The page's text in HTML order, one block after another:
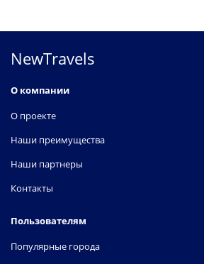
NewTravels
О компании
О проекте
Наши преимущества
Наши партнеры
Контакты
Пользователям
Популярные города